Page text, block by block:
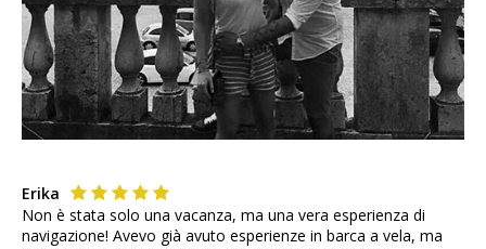
Erika
Non è stata solo una vacanza, ma una vera esperienza di
navigazione! Avevo già avuto esperienze in barca a vela, ma